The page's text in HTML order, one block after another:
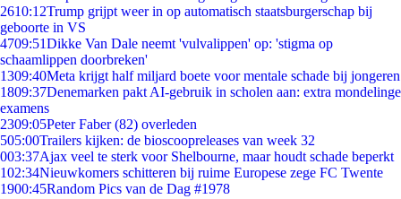
2610:12Trump grijpt weer in op automatisch staatsburgerschap bij
geboorte in VS
4709:51Dikke Van Dale neemt 'vulvalippen' op: 'stigma op
schaamlippen doorbreken'
1309:40Meta krijgt half miljard boete voor mentale schade bij jongeren
1809:37Denemarken pakt AI-gebruik in scholen aan: extra mondelinge
examens
2309:05Peter Faber (82) overleden
505:00Trailers kijken: de bioscoopreleases van week 32
003:37Ajax veel te sterk voor Shelbourne, maar houdt schade beperkt
102:34Nieuwkomers schitteren bij ruime Europese zege FC Twente
1900:45Random Pics van de Dag #1978